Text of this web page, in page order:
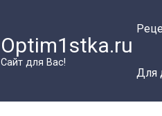
Optim1stka.ru
Сайт для Вас!
Для